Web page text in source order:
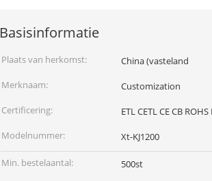
Basisinformatie
Plaats van herkomst:
China (vasteland
Merknaam:
Customization
Certificering:
ETL CETL CE CB ROHS
Modelnummer:
Xt-KJ1200
Min. bestelaantal:
500st